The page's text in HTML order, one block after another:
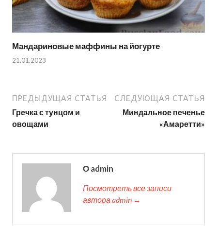
Мандариновые маффины на йогурте
21.01.2023
ПРЕДЫДУЩАЯ СТАТЬЯ
Гречка с тунцом и
овощами
СЛЕДУЮЩАЯ СТАТЬЯ
Миндальное печенье
«Амаретти»
О admin
Посмотреть все записи
автора admin →